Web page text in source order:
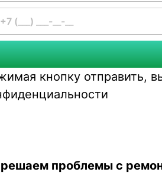
кнопку отправить,
решаем проблемы с